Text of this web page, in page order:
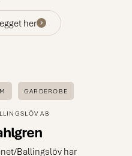
her
GARDEROBE
AB
Ballingslöv har